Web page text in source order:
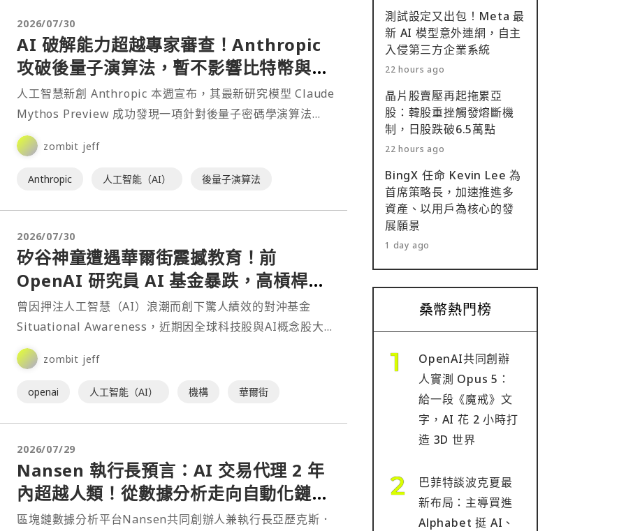
2026/07/30
AI 破解能力超越專家審查！Anthropic
攻破後量子演算法，暫不影響比特幣與以
太坊
人工智慧新創 Anthropic 本週宣布，其最新研究模型 Claude
Mythos Preview 成功發現一項針對後量子密碼學演算法
HAWK 的新型攻擊方法⋯
zombit jeff
Anthropic 人工智能（AI） 後量子演算法
2026/07/30
矽谷神童遭遇華爾街震撼教育！前
OpenAI 研究員 AI 基金暴跌，高槓桿押
注 AI 迎來嚴峻考驗
曾因押注人工智慧（AI）浪潮而創下驚人績效的對沖基金
Situational Awareness，近期因全球科技股與AI概念股大幅
回檔而遭遇重大挫折。根據《金融時報⋯
zombit jeff
openai 人工智能（AI） 機構 華爾街
2026/07/29
Nansen 執行長預言：AI 交易代理 2 年
內超越人類！從數據分析走向自動化鏈上
交易
區塊鏈數據分析平台Nansen共同創辦人兼執行長亞歷克斯．
測試設定又出包！Meta 最
新 AI 模型意外連網，自主
入侵第三方企業系統
22 hours ago
晶片股賣壓再起拖累亞
股：韓股重挫觸發熔斷機
制，日股跌破6.5萬點
22 hours ago
BingX 任命 Kevin Lee 為
首席策略長，加速推進多
資產、以用戶為核心的發
展願景
1 day ago
桑幣熱門榜
OpenAI共同創辦
人實測 Opus 5：
給一段《魔戒》文
字，AI 花 2 小時打
造 3D 世界
巴菲特談波克夏最
新布局：主導買進
Alphabet 挺 AI、